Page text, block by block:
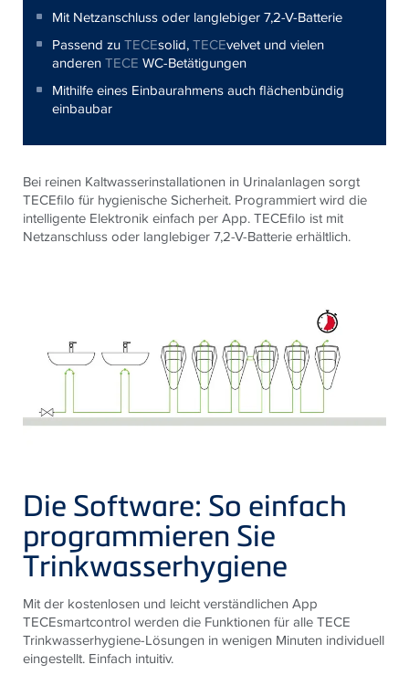
Mit Netzanschluss oder langlebiger 7,2-V-Batterie
Passend zuTECEsolid,TECEvelvet und vielen
anderenTECE WC-Betätigungen
Mithilfe eines Einbaurahmens auch flächenbündig
einbaubar
Bei reinen Kaltwasserinstallationen in Urinalanlagen sorgt
TECEfilo für hygienische Sicherheit. Programmiert wird die
intelligente Elektronik einfach per App. TECEfilo ist mit
Netzanschluss oder langlebiger 7,2-V-Batterie erhältlich.
Die Software: So einfach
programmieren Sie
Trinkwasserhygiene
Mit der kostenlosen und leicht verständlichen App
TECEsmartcontrol werden die Funktionen für alle TECE
Trinkwasserhygiene-Lösungen in wenigen Minuten individuell
eingestellt. Einfach intuitiv.